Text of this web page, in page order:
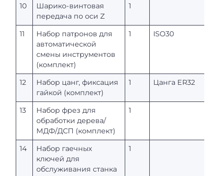
10
Шарико-винтовая
передача по оси Z
1
11
Набор патронов для
автоматической
смены инструментов
(комплект)
1 ISO30
12
Набор цанг, фиксация
гайкой (комплект)
1 Цанга ER32
13
Набор фрез для
обработки дерева/
МДФ/ДСП (комплект)
1
14
Набор гаечных
ключей для
обслуживания станка
1